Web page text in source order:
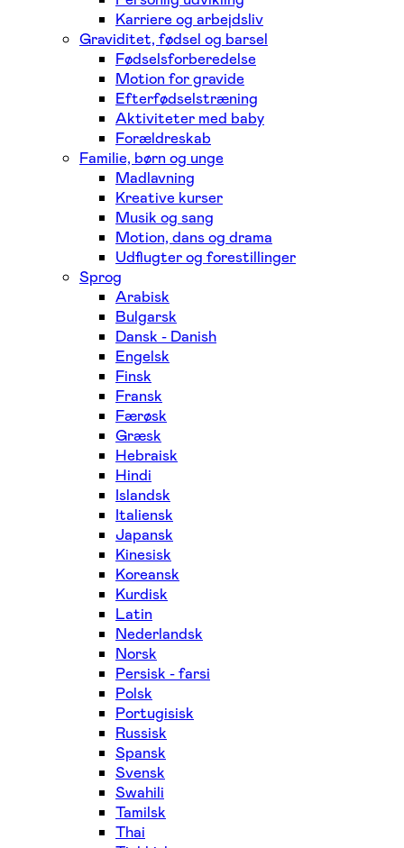
Karriere og arbejdsliv
Graviditet, fødsel og barsel
Fødselsforberedelse
Motion for gravide
Efterfødselstræning
Aktiviteter med baby
Forældreskab
Familie, børn og unge
Madlavning
Kreative kurser
Musik og sang
Motion, dans og drama
Udflugter og forestillinger
Sprog
Arabisk
Bulgarsk
Dansk - Danish
Engelsk
Finsk
Fransk
Færøsk
Græsk
Hebraisk
Hindi
Islandsk
Italiensk
Japansk
Kinesisk
Koreansk
Kurdisk
Latin
Nederlandsk
Norsk
Persisk - farsi
Polsk
Portugisisk
Russisk
Spansk
Svensk
Swahili
Tamilsk
Thai